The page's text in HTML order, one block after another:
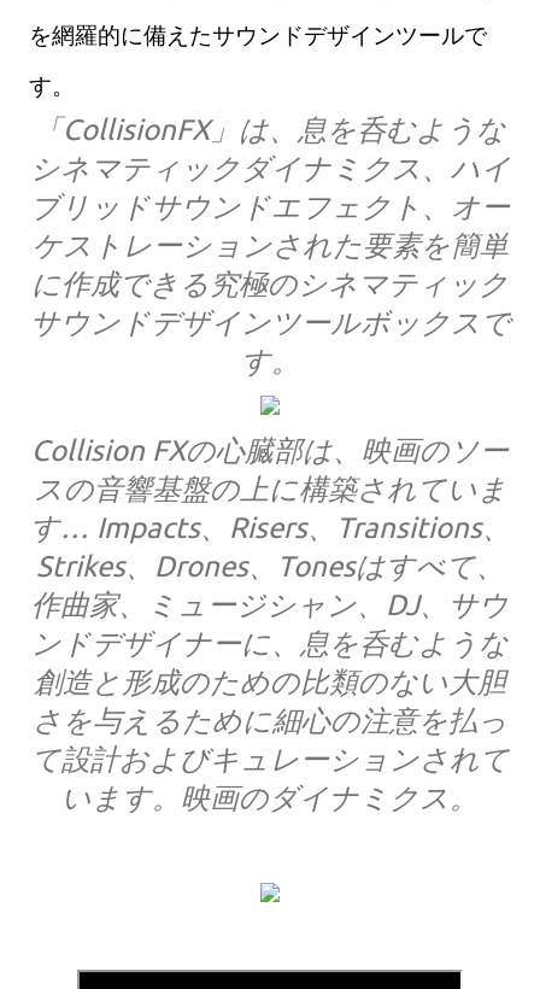
を網羅的に備えたサウンドデザインツールで
す。
「CollisionFX」は、息を呑むような
シネマティックダイナミクス、ハイ
ブリッドサウンドエフェクト、オー
ケストレーションされた要素を簡単
に作成できる究極のシネマティック
サウンドデザインツールボックスで
す。
Collision FXの心臓部は、映画のソー
スの音響基盤の上に構築されていま
す… Impacts、Risers、Transitions、
Strikes、Drones、Tonesはすべて、
作曲家、ミュージシャン、DJ、サウ
ンドデザイナーに、息を呑むような
創造と形成のための比類のない大胆
さを与えるために細心の注意を払っ
て設計およびキュレーションされて
います。映画のダイナミクス。